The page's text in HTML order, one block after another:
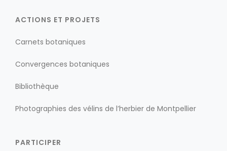
ACTIONS ET PROJETS
Carnets botaniques
Convergences botaniques
Bibliothèque
Photographies des vélins de l’herbier de Montpellier
PARTICIPER